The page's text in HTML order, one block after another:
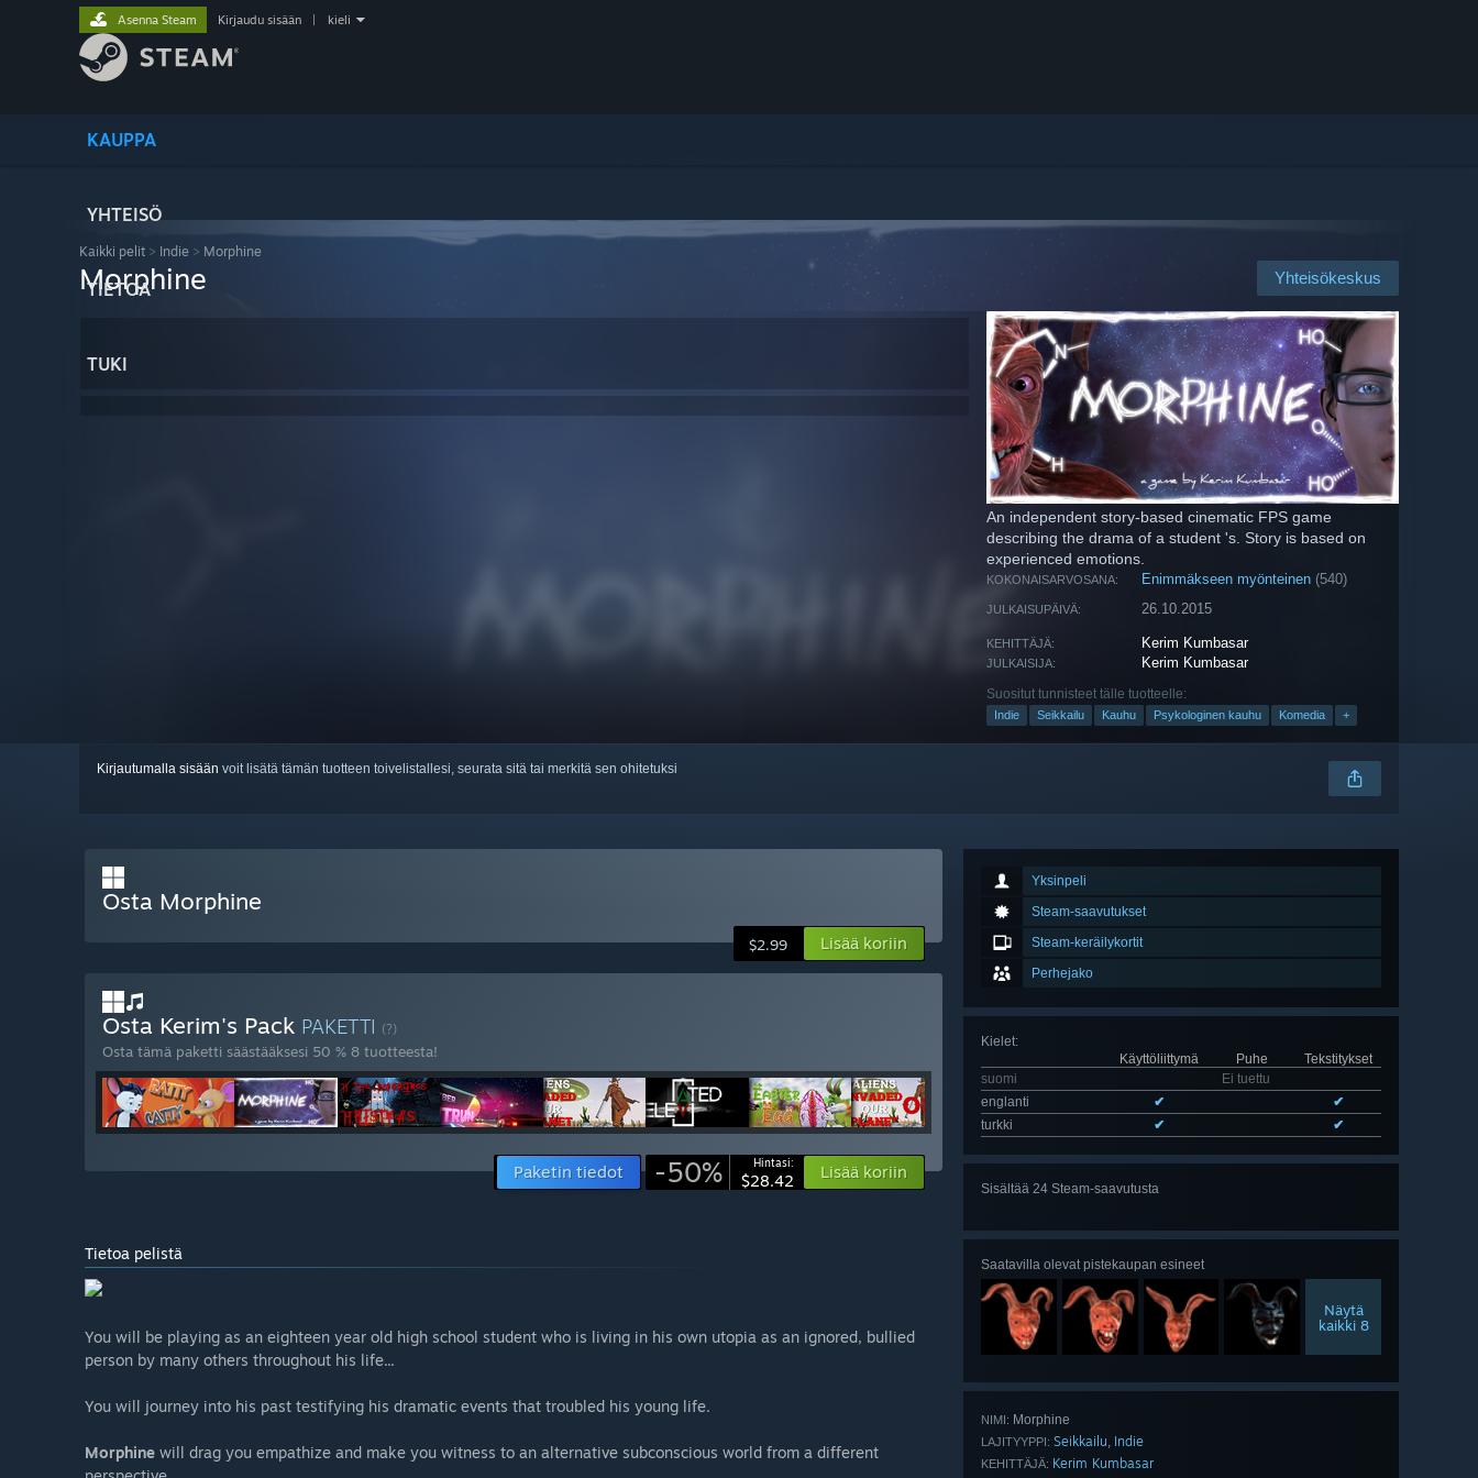
KAUPPA
YHTEISÖ
TIETOA
TUKI
Asenna Steam Kirjaudu sisään kieli
Kaikki pelit > Indie > Morphine
Yhteisökeskus
Morphine
An independent story-based cinematic FPS game
describing the drama of a student 's. Story is based on
experienced emotions.
KOKONAISARVOSANA: Enimmäkseen myönteinen (540)
JULKAISUPÄIVÄ: 26.10.2015
KEHITTÄJÄ: Kerim Kumbasar
JULKAISIJA: Kerim Kumbasar
Suositut tunnisteet tälle tuotteelle:
Indie Seikkailu Kauhu Psykologinen kauhu Komedia +
Kirjautumalla sisään voit lisätä tämän tuotteen toivelistallesi, seurata sitä tai merkitä sen ohitetuksi
Yksinpeli
Steam-saavutukset
Steam-keräilykortit
Perhejako
Kielet:
Käyttöliittymä
Puhe
Tekstitykset
suomi
Ei tuettu
englanti
✔
✔
turkki
✔ ✔
Sisältää 24 Steam-saavutusta
Saatavilla olevat pistekaupan esineet
Näytä
kaikki 8
NIMI: Morphine
LAJITYYPPI: Seikkailu, Indie
KEHITTÄJÄ: Kerim Kumbasar
Osta Morphine
$2.99 Lisää koriin
Osta Kerim's Pack PAKETTI (?)
Osta tämä paketti säästääksesi 50 % 8 tuotteesta!
Paketin tiedot -50% Hintasi:
$28.42 Lisää koriin
Tietoa pelistä
You will be playing as an eighteen year old high school student who is living in his own utopia as an ignored, bullied
person by many others throughout his life...
You will journey into his past testifying his dramatic events that troubled his young life.
Morphine will drag you empathize and make you witness to an alternative subconscious world from a different